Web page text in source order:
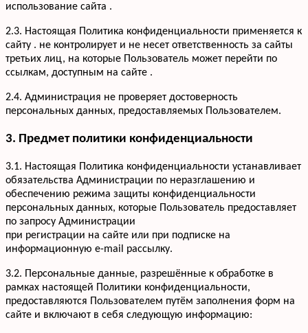
использование сайта .
2.3. Настоящая Политика конфиденциальности применяется к
сайту . не контролирует и не несет ответственность за сайты
третьих лиц, на которые Пользователь может перейти по
ссылкам, доступным на сайте .
2.4. Администрация не проверяет достоверность
персональных данных, предоставляемых Пользователем.
3. Предмет политики конфиденциальности
3.1. Настоящая Политика конфиденциальности устанавливает
обязательства Администрации по неразглашению и
обеспечению режима защиты конфиденциальности
персональных данных, которые Пользователь предоставляет
по запросу Администрации
при регистрации на сайте или при подписке на
информационную e-mail рассылку.
3.2. Персональные данные, разрешённые к обработке в
рамках настоящей Политики конфиденциальности,
предоставляются Пользователем путём заполнения форм на
сайте и включают в себя следующую информацию: